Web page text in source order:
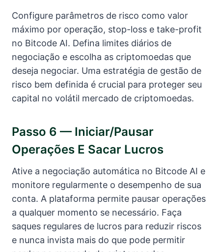
Configure parâmetros de risco como valor
máximo por operação, stop-loss e take-profit
no Bitcode AI. Defina limites diários de
negociação e escolha as criptomoedas que
deseja negociar. Uma estratégia de gestão de
risco bem definida é crucial para proteger seu
capital no volátil mercado de criptomoedas.
Passo 6 — Iniciar/pausar
Operações E Sacar Lucros
Ative a negociação automática no Bitcode AI e
monitore regularmente o desempenho de sua
conta. A plataforma permite pausar operações
a qualquer momento se necessário. Faça
saques regulares de lucros para reduzir riscos
e nunca invista mais do que pode permitir